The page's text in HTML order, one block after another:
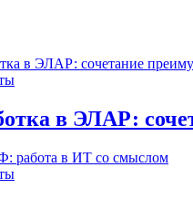
в ЭЛАР: